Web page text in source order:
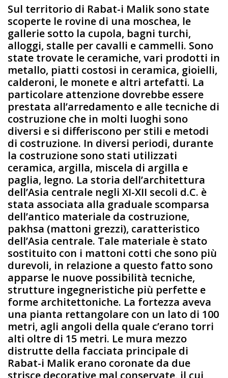
Sul territorio di Rabat-i Malik sono state
scoperte le rovine di una moschea, le
gallerie sotto la cupola, bagni turchi,
alloggi, stalle per cavalli e cammelli. Sono
state trovate le ceramiche, vari prodotti in
metallo, piatti costosi in ceramica, gioielli,
calderoni, le monete e altri artefatti. La
particolare attenzione dovrebbe essere
prestata all’arredamento e alle tecniche di
costruzione che in molti luoghi sono
diversi e si differiscono per stili e metodi
di costruzione. In diversi periodi, durante
la costruzione sono stati utilizzati
ceramica, argilla, miscela di argilla e
paglia, legno. La storia dell’architettura
dell’Asia centrale negli XI-XII secoli d.C. è
stata associata alla graduale scomparsa
dell’antico materiale da costruzione,
pakhsa (mattoni grezzi), caratteristico
dell’Asia centrale. Tale materiale è stato
sostituito con i mattoni cotti che sono più
durevoli, in relazione a questo fatto sono
apparse le nuove possibilità tecniche,
strutture ingegneristiche più perfette e
forme architettoniche. La fortezza aveva
una pianta rettangolare con un lato di 100
metri, agli angoli della quale c’erano torri
alti oltre di 15 metri. Le mura mezzo
distrutte della facciata principale di
Rabat-i Malik erano coronate da due
strisce decorative mal conservate, il cui